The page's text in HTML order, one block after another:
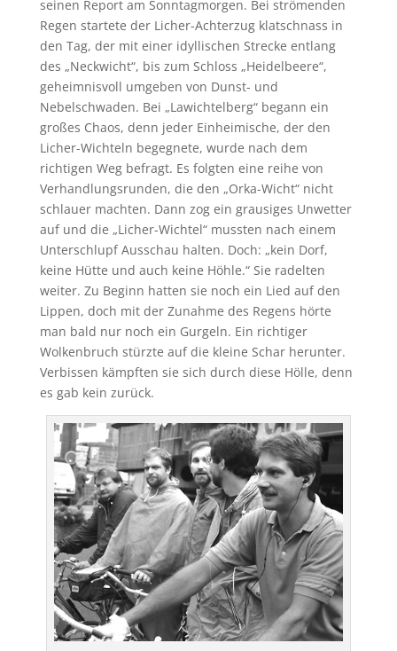
seinen Report am Sonntagmorgen. Bei strömenden
Regen startete der Licher-Achterzug klatschnass in
den Tag, der mit einer idyllischen Strecke entlang
des „Neckwicht“, bis zum Schloss „Heidelbeere“,
geheimnisvoll umgeben von Dunst- und
Nebelschwaden. Bei „Lawichtelberg“ begann ein
großes Chaos, denn jeder Einheimische, der den
Licher-Wichteln begegnete, wurde nach dem
richtigen Weg befragt. Es folgten eine reihe von
Verhandlungsrunden, die den „Orka-Wicht“ nicht
schlauer machten. Dann zog ein grausiges Unwetter
auf und die „Licher-Wichtel“ mussten nach einem
Unterschlupf Ausschau halten. Doch: „kein Dorf,
keine Hütte und auch keine Höhle.“ Sie radelten
weiter. Zu Beginn hatten sie noch ein Lied auf den
Lippen, doch mit der Zunahme des Regens hörte
man bald nur noch ein Gurgeln. Ein richtiger
Wolkenbruch stürzte auf die kleine Schar herunter.
Verbissen kämpften sie sich durch diese Hölle, denn
es gab kein zurück.